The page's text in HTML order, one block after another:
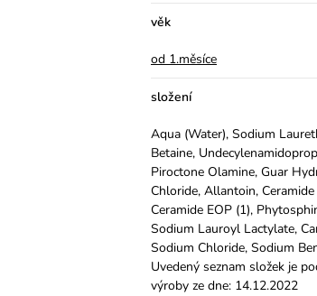
věk
od 1.měsíce
složení
Aqua (Water), Sodium
Betaine,
Piroctone Olamine, Guar
Chloride, Allantoin,
Ceramide EOP (1),
Sodium Lauroyl Lactylate,
Sodium Chloride, Sodium
Uvedený seznam složek je
výroby ze dne: 14.12.2022